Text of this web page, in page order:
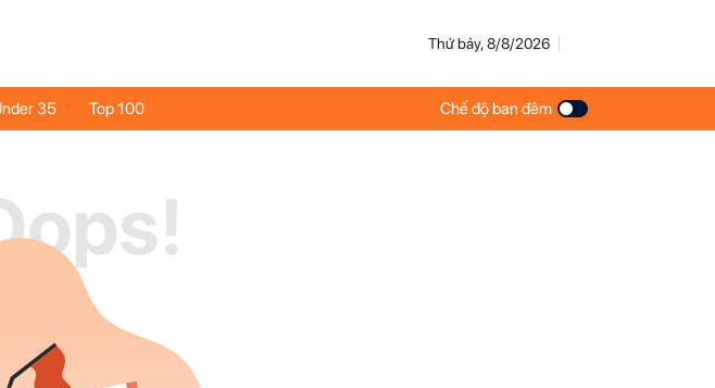
Thứ bảy, 8/8/2026
35 Top 100 Chế độ ban đêm